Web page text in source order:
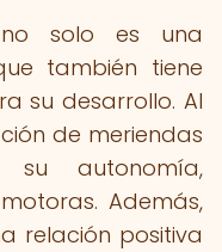
solo es una
también tiene
su desarrollo. Al
de meriendas
su autonomía,
Además,
relación positiva